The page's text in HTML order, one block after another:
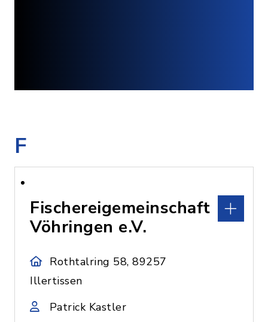
F
Fischereigemeinschaft
Vöhringen e.V.
Rothtalring 58, 89257
Illertissen
Patrick Kastler